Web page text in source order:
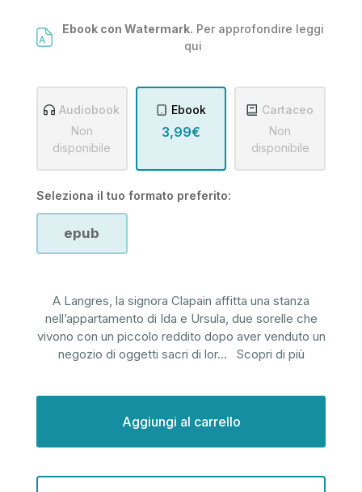
Ebook con Watermark. Per approfondire leggi
qui
Audiobook
Non
disponibile
Ebook
3,99€
Cartaceo
Non
disponibile
Seleziona il tuo formato preferito:
epub
A Langres, la signora Clapain affitta una stanza
nell’appartamento di Ida e Ursula, due sorelle che
vivono con un piccolo reddito dopo aver venduto un
negozio di oggetti sacri di lor... Scopri di più